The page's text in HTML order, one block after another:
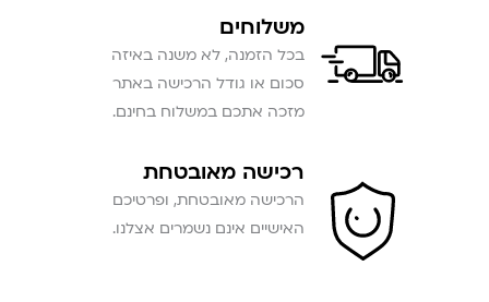
משלוחים
בכל הזמנה, לא משנה באיזה
סכום או גודל הרכישה באתר
מזכה אתכם במשלוח בחינם.
רכישה מאובטחת
הרכישה מאובטחת, ופרטיכם
האישיים אינם נשמרים אצלנו.